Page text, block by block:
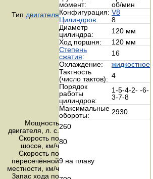
Тип двигателя
момент:
об/мин
Конфигурация: V8
Цилиндров:
8
Диаметр
цилиндра:
120 мм
Ход поршня:
120 мм
Cтепень
сжатия:
16
Охлаждение:
жидкостное
Тактность
(число тактов): 4
Порядок
работы
цилиндров:
1-5-4-2- -6-
3-7-8
Максимальные
обороты:
2930
Мощность
двигателя, л. с. 260
Скорость по
шоссе, км/ч80
Скорость по
пересечённой
местности, км/ч
9 на плаву
Запас хода по